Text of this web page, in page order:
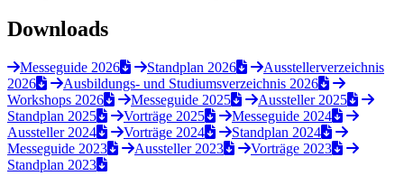
Downloads
Messeguide 2026 Standplan 2026
Ausstellerverzeichnis
2026
Ausbildungs- und Studiumsverzeichnis 2026
Workshops 2026
Messeguide 2025
Aussteller 2025
Standplan 2025
Vorträge 2025
Messeguide 2024
Aussteller 2024
Vorträge 2024
Standplan 2024
Messeguide 2023
Aussteller 2023
Vorträge 2023
Standplan 2023